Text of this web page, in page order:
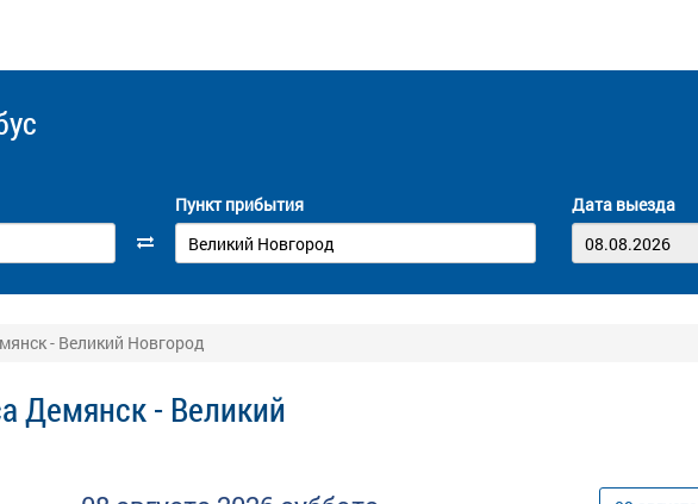
Пункт прибытия Дата выезда
- Великий Новгород
Демянск - Великий